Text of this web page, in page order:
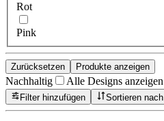
Rot
Pink
Zurücksetzen Produkte anzeigen
Nachhaltig Alle Designs anzeigen
Filter hinzufügen
Sortieren nach